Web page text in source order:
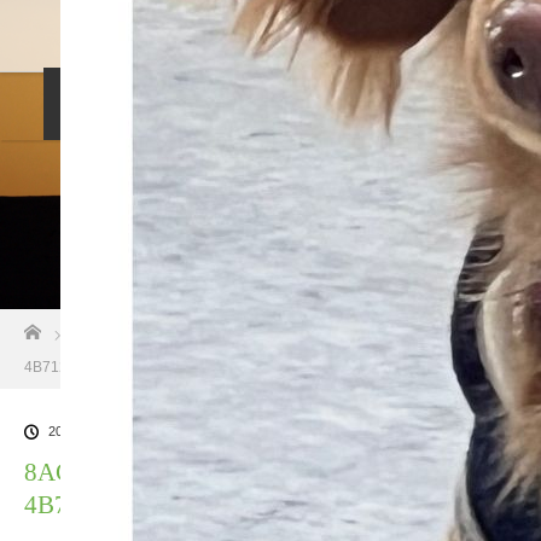
料金設定 しつけ相談
預託トレーニング その他のご案内
お問い合わせ
8AC78C97-81A7-4EE6-92FE-
4B71230AFEBF
2022.03.28
8AC78C97-81A7-4EE6-92FE-
4B71230AFEBF